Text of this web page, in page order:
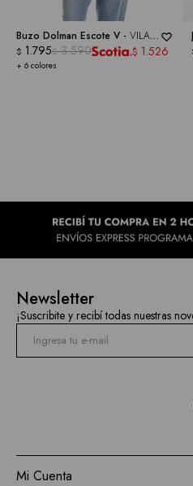
Buzo Dolman Escote V - VILA
MILANO
+ 6 colores
$ 1.795$ 3.590 $ 1.526
Newsletter
¡Suscribite y recibí todas nuestras
Mi Cuenta